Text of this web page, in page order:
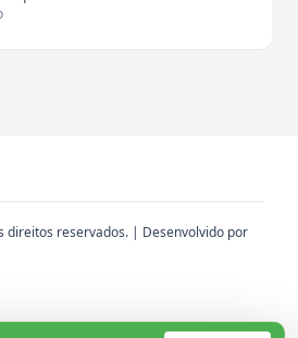
direitos reservados. | Desenvolvido por